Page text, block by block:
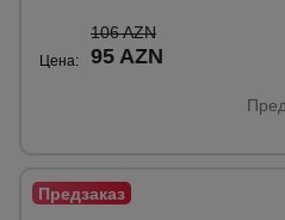
Цена:
106 AZN
95 AZN